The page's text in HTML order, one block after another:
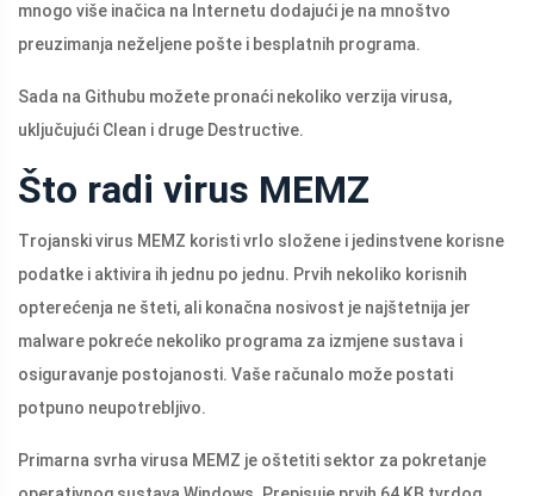
mnogo više inačica na Internetu dodajući je na mnoštvo
preuzimanja neželjene pošte i besplatnih programa.
Sada na Githubu možete pronaći nekoliko verzija virusa,
uključujući Clean i druge Destructive.
Što radi virus MEMZ
Trojanski virus MEMZ koristi vrlo složene i jedinstvene korisne
podatke i aktivira ih jednu po jednu. Prvih nekoliko korisnih
opterećenja ne šteti, ali konačna nosivost je najštetnija jer
malware pokreće nekoliko programa za izmjene sustava i
osiguravanje postojanosti. Vaše računalo može postati
potpuno neupotrebljivo.
Primarna svrha virusa MEMZ je oštetiti sektor za pokretanje